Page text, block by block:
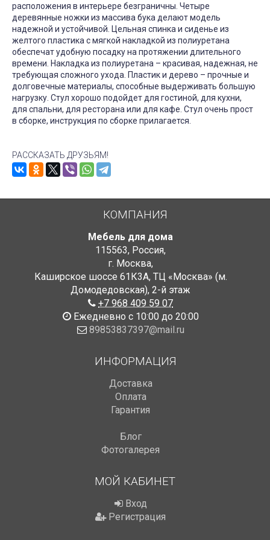
расположения в интерьере безграничны. Четыре
деревянные ножки из массива бука делают модель
надежной и устойчивой. Цельная спинка и сиденье из
желтого пластика с мягкой накладкой из полиуретана
обеспечат удобную посадку на протяжении длительного
времени. Накладка из полиуретана – красивая, надежная, не
требующая сложного ухода. Пластик и дерево – прочные и
долговечные материалы, способные выдерживать большую
нагрузку. Стул хорошо подойдет для гостиной, для кухни,
для спальни, для ресторана или для кафе. Стул очень прост
в сборке, инструкция по сборке прилагается.
РАССКАЗАТЬ ДРУЗЬЯМ!
КОМПАНИЯ
Мебель для дома
115563, Россия,
г. Москва,
Каширское шоссе 61К3А, ТЦ «Москва» (м.
Домодедовская), 2-й этаж
+7 968 409 59 07
Ежедневно с 10:00 до 20:00
89853837397@mail.ru
ИНФОРМАЦИЯ
Доставка
Оплата
Гарантия
Блог
Фотогалерея
МОЙ КАБИНЕТ
Вход
Регистрация